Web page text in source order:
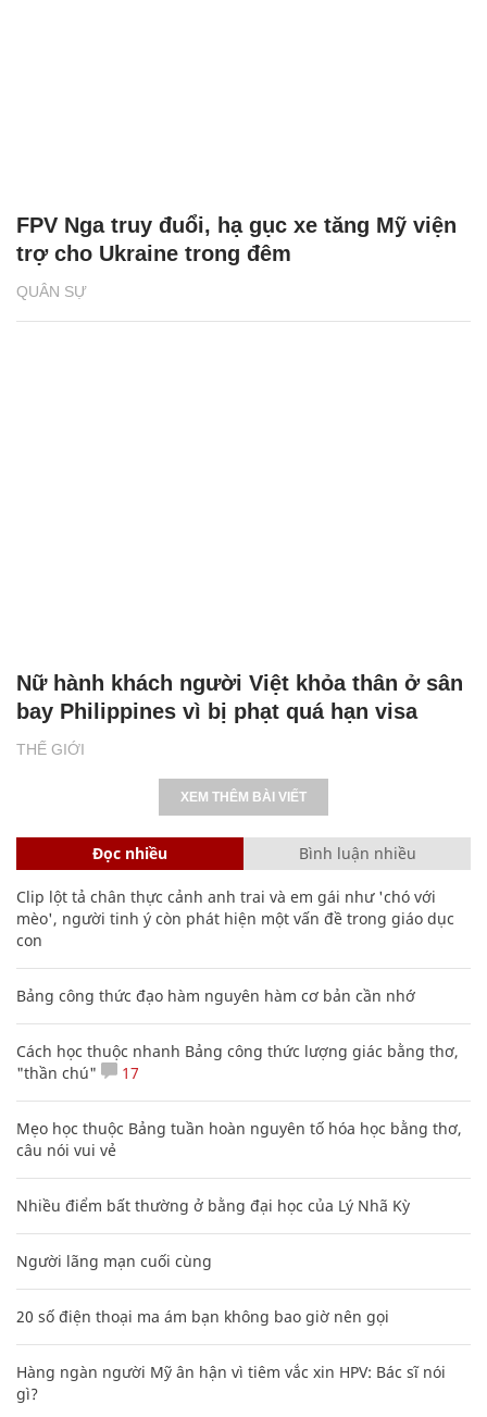
QUÂN SỰ
FPV Nga truy đuổi, hạ gục xe tăng Mỹ viện
trợ cho Ukraine trong đêm
THẾ GIỚI
Nữ hành khách người Việt khỏa thân ở sân
bay Philippines vì bị phạt quá hạn visa
XEM THÊM BÀI VIẾT
Đọc nhiều Bình luận nhiều
Clip lột tả chân thực cảnh anh trai và em gái như 'chó với
mèo', người tinh ý còn phát hiện một vấn đề trong giáo dục
con
Bảng công thức đạo hàm nguyên hàm cơ bản cần nhớ
Cách học thuộc nhanh Bảng công thức lượng giác bằng thơ,
"thần chú"
17
Mẹo học thuộc Bảng tuần hoàn nguyên tố hóa học bằng thơ,
câu nói vui vẻ
Nhiều điểm bất thường ở bằng đại học của Lý Nhã Kỳ
Người lãng mạn cuối cùng
20 số điện thoại ma ám bạn không bao giờ nên gọi
Hàng ngàn người Mỹ ân hận vì tiêm vắc xin HPV: Bác sĩ nói
gì?